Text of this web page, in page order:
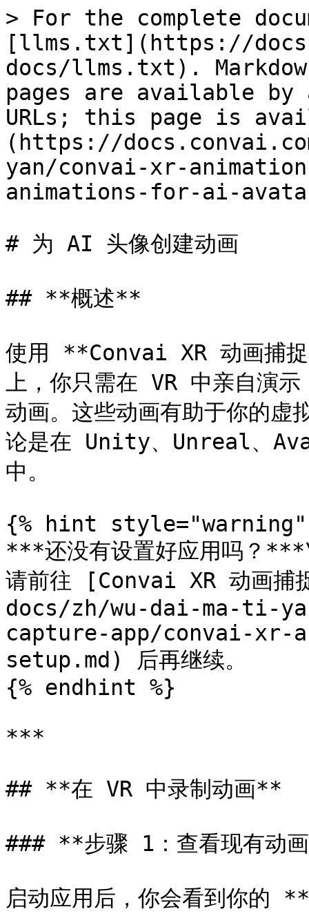
> For the complete
[llms.txt](https://
docs/llms.txt).
pages are available by
URLs; this page is
(https://
yan/convai-xr-
animations-for-ai-
# 为 AI 头像创建动画
## **概述**
使用 **Convai XR 动画捕
上，你只需在 VR 中亲自演
动画。这些动画有助于你的虚
论是在 Unity、Unreal、
中。
{% hint style="warning"
***还没有设置好应用吗？
请前往 [Convai XR 动画
docs/zh/wu-dai-ma-ti-
capture-app/convai-xr-
setup.md) 后再继续。
{% endhint %}
***
## **在 VR 中录制动画**
### **步骤 1：查看现有动
启动应用后，你会看到你的